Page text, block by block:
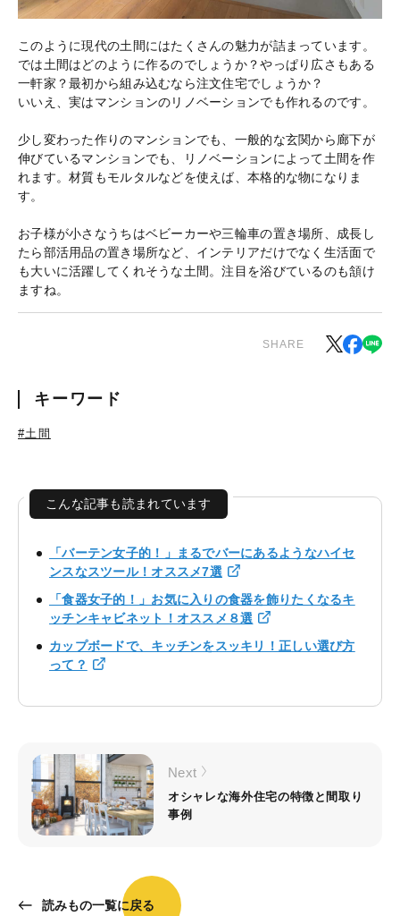
このように現代の土間にはたくさんの魅力が詰まっています。
では土間はどのように作るのでしょうか？やっぱり広さもある
一軒家？最初から組み込むなら注文住宅でしょうか？
いいえ、実はマンションのリノベーションでも作れるのです。
少し変わった作りのマンションでも、一般的な玄関から廊下が
伸びているマンションでも、リノベーションによって土間を作
れます。材質もモルタルなどを使えば、本格的な物になりま
す。
お子様が小さなうちはベビーカーや三輪車の置き場所、成長し
たら部活用品の置き場所など、インテリアだけでなく生活面で
も大いに活躍してくれそうな土間。注目を浴びているのも頷け
ますね。
SHARE
キーワード
#土間
こんな記事も読まれています
「バーテン女子的！」まるでバーにあるようなハイセ
ンスなスツール！オススメ7選
「食器女子的！」お気に入りの食器を飾りたくなるキ
ッチンキャビネット！オススメ８選
カップボードで、キッチンをスッキリ！正しい選び方
って？
読みもの一覧に戻る
Next
オシャレな海外住宅の特徴と間取り
事例